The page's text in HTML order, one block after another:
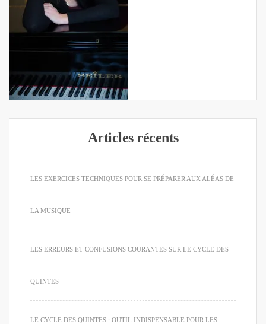
Articles récents
LES EXERCICES TECHNIQUES POUR SE PRÉPARER AUX ALÉAS DE
LA MUSIQUE
LES ERREURS ET CONFUSIONS COURANTES SUR LE CYCLE DES
QUINTES
LE CYCLE DES QUINTES : OUTIL INDISPENSABLE POUR LES